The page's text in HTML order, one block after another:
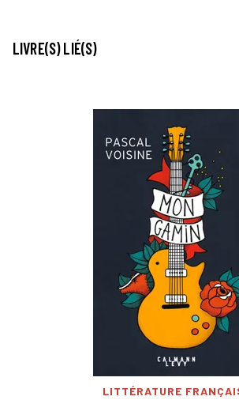
LIVRE(S) LIÉ(S)
LITTÉRATURE